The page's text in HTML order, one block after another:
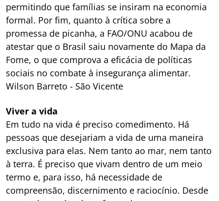
permitindo que famílias se insiram na economia
formal. Por fim, quanto à crítica sobre a
promessa de picanha, a FAO/ONU acabou de
atestar que o Brasil saiu novamente do Mapa da
Fome, o que comprova a eficácia de políticas
sociais no combate à insegurança alimentar.
Wilson Barreto - São Vicente
Viver a vida
Em tudo na vida é preciso comedimento. Há
pessoas que desejariam a vida de uma maneira
exclusiva para elas. Nem tanto ao mar, nem tanto
à terra. É preciso que vivam dentro de um meio
termo e, para isso, há necessidade de
compreensão, discernimento e raciocínio. Desde